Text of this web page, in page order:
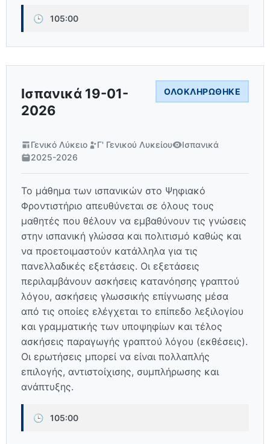
🕒 105:00
Ισπανικά 19-01-
2026
ΟΛΟΚΛΗΡΏΘΗΚΕ
Γενικό Λύκειο Γ' Γενικού Λυκείου
Ισπανικά
2025-2026
Το μάθημα των ισπανικών στο Ψηφιακό
Φροντιστήριο απευθύνεται σε όλους τους
μαθητές που θέλουν να εμβαθύνουν τις γνώσεις
στην ισπανική γλώσσα και πολιτισμό καθώς και
να προετοιμαστούν κατάλληλα για τις
πανελλαδικές εξετάσεις. Οι εξετάσεις
περιλαμβάνουν ασκήσεις κατανόησης γραπτού
λόγου, ασκήσεις γλωσσικής επίγνωσης μέσα
από τις οποίες ελέγχεται το επίπεδο λεξιλογίου
και γραμματικής των υποψηφίων και τέλος
ασκήσεις παραγωγής γραπτού λόγου (εκθέσεις).
Οι ερωτήσεις μπορεί να είναι πολλαπλής
επιλογής, αντιστοίχισης, συμπλήρωσης και
ανάπτυξης.
🕒 105:00